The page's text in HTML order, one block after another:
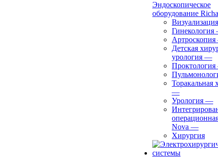
Эндоскопическое
оборудование
Визуализация
Гинекология
Артроскопия
Детская
урология —
Проктология
Торакальная
—
Урология —
Nova —
Хирургия